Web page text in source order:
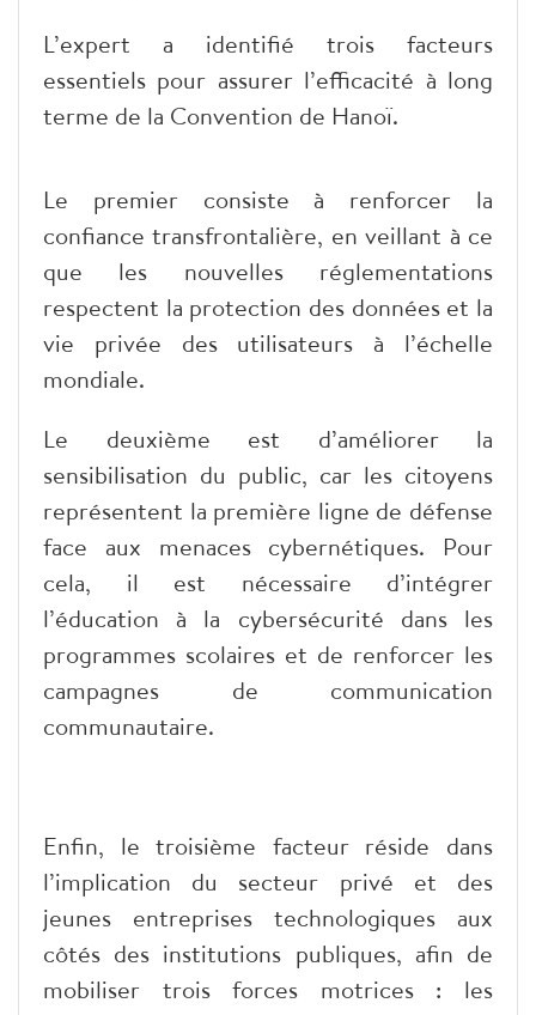
L’expert a identifié trois facteurs
essentiels pour assurer l’efficacité à long
terme de la Convention de Hanoï.
Le premier consiste à renforcer la
confiance transfrontalière, en veillant à ce
que les nouvelles réglementations
respectent la protection des données et la
vie privée des utilisateurs à l’échelle
mondiale.
Le deuxième est d’améliorer la
sensibilisation du public, car les citoyens
représentent la première ligne de défense
face aux menaces cybernétiques. Pour
cela, il est nécessaire d’intégrer
l’éducation à la cybersécurité dans les
programmes scolaires et de renforcer les
campagnes de communication
communautaire.
Enfin, le troisième facteur réside dans
l’implication du secteur privé et des
jeunes entreprises technologiques aux
côtés des institutions publiques, afin de
mobiliser trois forces motrices : les